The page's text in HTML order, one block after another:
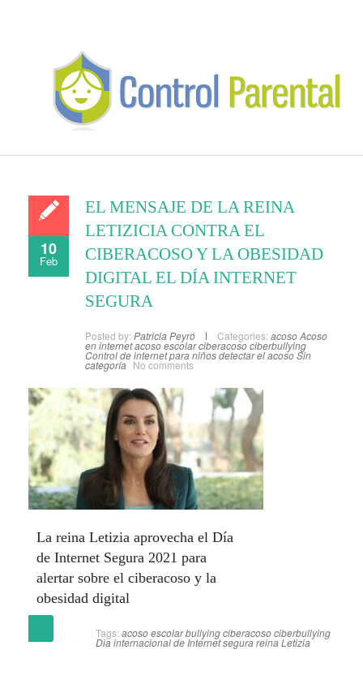
10
Feb
EL MENSAJE DE LA REINA
LETIZICIA CONTRA EL
CIBERACOSO Y LA OBESIDAD
DIGITAL EL DÍA INTERNET
SEGURA
Posted by: Patricia Peyró Categories: acosoAcoso
en internetacoso escolarciberacosociberbullying
Control de internet para niñosdetectar el acosoSin
categoría No comments
La reina Letizia aprovecha el Día
de Internet Segura 2021 para
alertar sobre el ciberacoso y la
obesidad digital
Tags: acoso escolarbullyingciberacosociberbullying
Dia internacional de Internet segura reina Letizia